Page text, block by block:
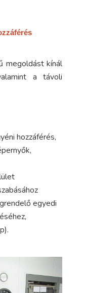
megoldást kínál
a távoli
hozzáférés,
egyedi